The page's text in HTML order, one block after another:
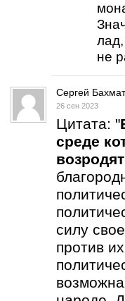
не
Сергей
26 сен 2023
Цитата: "
среде
силу
против